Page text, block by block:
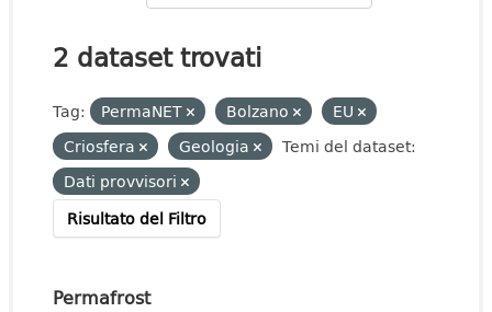
2 dataset trovati
Tag: PermaNET Bolzano
EU
Criosfera
Geologia
Temi del dataset:
Dati provvisori
Risultato del Filtro
Permafrost